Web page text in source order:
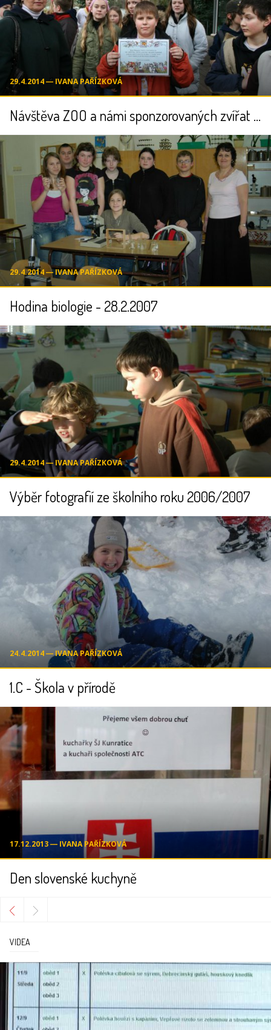
29.4.2014 ― IVANA PAŘÍZKOVÁ
Návštěva ZOO a námi sponzorovaných zvířat - 6.3.2007
29.4.2014 ― IVANA PAŘÍZKOVÁ
Hodina biologie - 28.2.2007
29.4.2014 ― IVANA PAŘÍZKOVÁ
Výběr fotografií ze školního roku 2006/2007
24.4.2014 ― IVANA PAŘÍZKOVÁ
1.C - Škola v přírodě
17.12.2013 ― IVANA PAŘÍZKOVÁ
Den slovenské kuchyně
VIDEA